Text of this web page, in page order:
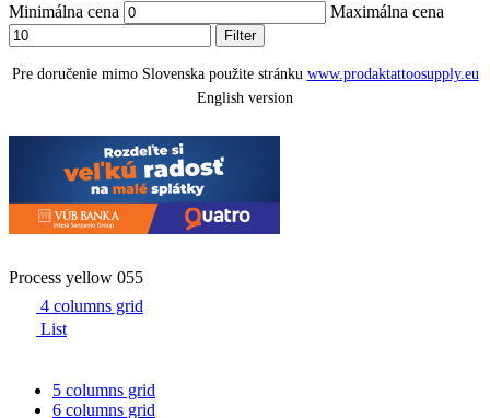
Minimálna cena
Maximálna cena
Filter
Pre doručenie mimo Slovenska použite stránku www.prodaktattoosupply.eu
English version
Process yellow 055
4 columns grid
List
5 columns grid
6 columns grid